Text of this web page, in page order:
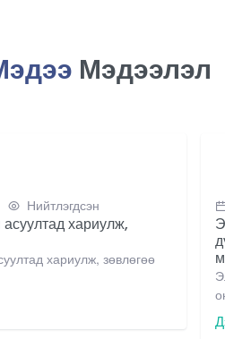
Мэдээлэл
Нийтлэгдсэн
хариулж,
хариулж, зөвлөгөө